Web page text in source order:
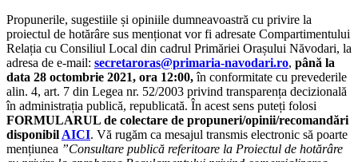
Propunerile, sugestiile și opiniile dumneavoastră cu privire la
proiectul de hotărâre sus menționat vor fi adresate Compartimentului
Relația cu Consiliul Local din cadrul Primăriei Orașului Năvodari, la
adresa de e-mail: secretaroras@primaria-navodari.ro, până la
data 28 octombrie 2021, ora 12:00,în conformitate cu prevederile
alin. 4, art. 7 din Legea nr. 52/2003 privind transparența decizională
în administrația publică, republicată. În acest sens puteți folosi
FORMULARUL de colectare de propuneri/opinii/recomandări
disponibil AICI. Vă rugăm ca mesajul transmis electronic să poarte
mențiunea ”Consultare publică referitoare la Proiectul de hotărâre